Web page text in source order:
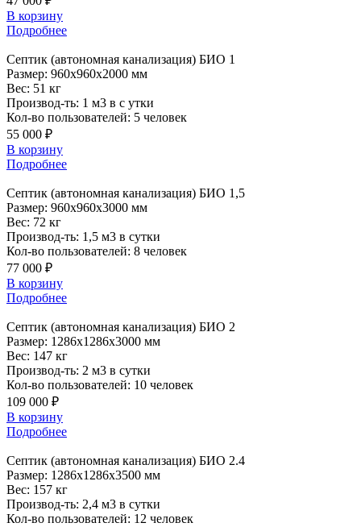
В корзину
Подробнее
Септик (автономная канализация) БИО 1
Размер: 960x960x2000 мм
Вес: 51 кг
Производ-ть: 1 м3 в с утки
Кол-во пользователей: 5 человек
55 000 ₽
В корзину
Подробнее
Септик (автономная канализация) БИО 1,5
Размер: 960x960x3000 мм
Вес: 72 кг
Производ-ть: 1,5 м3 в сутки
Кол-во пользователей: 8 человек
77 000 ₽
В корзину
Подробнее
Септик (автономная канализация) БИО 2
Размер: 1286x1286x3000 мм
Вес: 147 кг
Производ-ть: 2 м3 в сутки
Кол-во пользователей: 10 человек
109 000 ₽
В корзину
Подробнее
Септик (автономная канализация) БИО 2.4
Размер: 1286x1286x3500 мм
Вес: 157 кг
Производ-ть: 2,4 м3 в сутки
Кол-во пользователей: 12 человек